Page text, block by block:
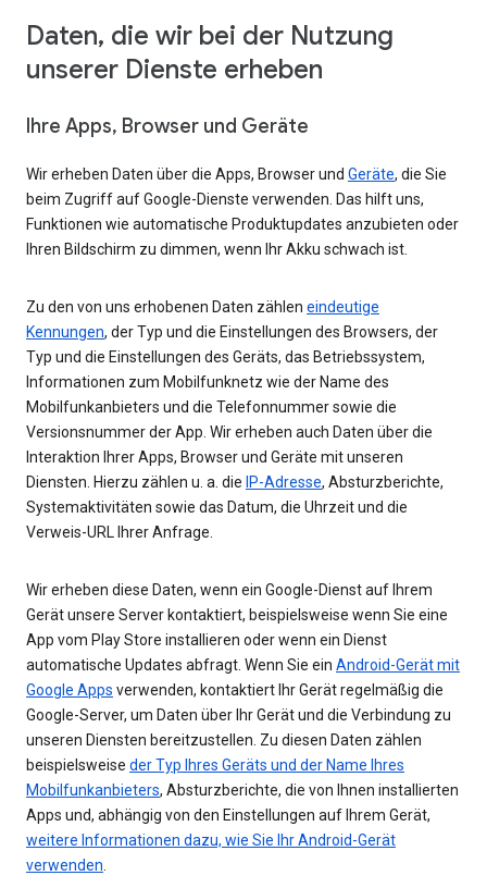
Daten, die wir bei der Nutzung
unserer Dienste erheben
Ihre Apps, Browser und Geräte
Wir erheben Daten über die Apps, Browser und Geräte, die Sie
beim Zugriff auf Google-Dienste verwenden. Das hilft uns,
Funktionen wie automatische Produktupdates anzubieten oder
Ihren Bildschirm zu dimmen, wenn Ihr Akku schwach ist.
Zu den von uns erhobenen Daten zählen eindeutige
Kennungen, der Typ und die Einstellungen des Browsers, der
Typ und die Einstellungen des Geräts, das Betriebssystem,
Informationen zum Mobilfunknetz wie der Name des
Mobilfunkanbieters und die Telefonnummer sowie die
Versionsnummer der App. Wir erheben auch Daten über die
Interaktion Ihrer Apps, Browser und Geräte mit unseren
Diensten. Hierzu zählen u. a. die IP-Adresse, Absturzberichte,
Systemaktivitäten sowie das Datum, die Uhrzeit und die
Verweis-URL Ihrer Anfrage.
Wir erheben diese Daten, wenn ein Google-Dienst auf Ihrem
Gerät unsere Server kontaktiert, beispielsweise wenn Sie eine
App vom Play Store installieren oder wenn ein Dienst
automatische Updates abfragt. Wenn Sie ein Android-Gerät mit
Google Apps verwenden, kontaktiert Ihr Gerät regelmäßig die
Google-Server, um Daten über Ihr Gerät und die Verbindung zu
unseren Diensten bereitzustellen. Zu diesen Daten zählen
beispielsweise der Typ Ihres Geräts und der Name Ihres
Mobilfunkanbieters, Absturzberichte, die von Ihnen installierten
Apps und, abhängig von den Einstellungen auf Ihrem Gerät,
weitere Informationen dazu, wie Sie Ihr Android-Gerät
verwenden.